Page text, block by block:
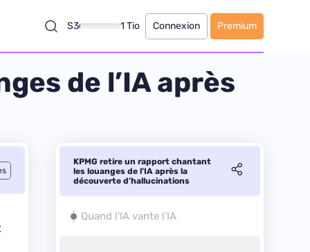
S3 1 Tio Connexion Premium
de l’IA après
KPMG retire un rapport chantant
les louanges de l’IA après la
découverte d’hallucinations
Quand l'IA vante l'IA